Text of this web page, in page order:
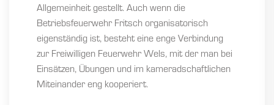
Allgemeinheit gestellt. Auch wenn die
Betriebsfeuerwehr Fritsch organisatorisch
eigenständig ist, besteht eine enge Verbindung
zur Freiwilligen Feuerwehr Wels, mit der man bei
Einsätzen, Übungen und im kameradschaftlichen
Miteinander eng kooperiert.